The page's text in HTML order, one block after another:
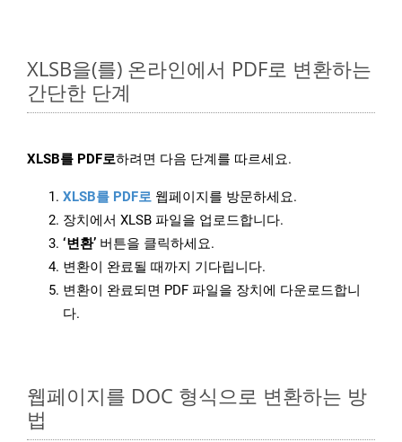
XLSB을(를) 온라인에서 PDF로 변환하는
간단한 단계
XLSB를 PDF로하려면 다음 단계를 따르세요.
XLSB를 PDF로 웹페이지를 방문하세요.
장치에서 XLSB 파일을 업로드합니다.
‘변환’ 버튼을 클릭하세요.
변환이 완료될 때까지 기다립니다.
변환이 완료되면 PDF 파일을 장치에 다운로드합니
다.
웹페이지를 DOC 형식으로 변환하는 방
법